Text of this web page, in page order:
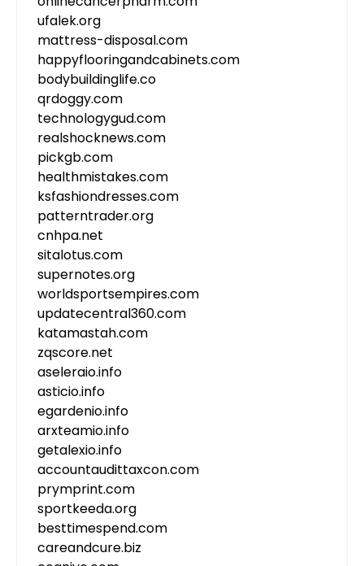
ufalek.org
mattress-disposal.com
happyflooringandcabinets.com
bodybuildinglife.co
qrdoggy.com
technologygud.com
realshocknews.com
pickgb.com
healthmistakes.com
ksfashiondresses.com
patterntrader.org
cnhpa.net
sitalotus.com
supernotes.org
worldsportsempires.com
updatecentral360.com
katamastah.com
zqscore.net
aseleraio.info
asticio.info
egardenio.info
arxteamio.info
getalexio.info
accountaudittaxcon.com
prymprint.com
sportkeeda.org
besttimespend.com
careandcure.biz